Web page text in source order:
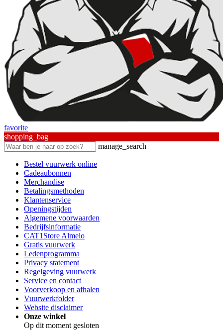
favorite
shopping_bag
manage_search
Bestel vuurwerk online
Cadeaubonnen
Merchandise
Betalingsmethoden
Klantenservice
Openingstijden
Algemene voorwaarden
Bedrijfsinformatie
CAT1Store Almelo
Gratis vuurwerk
Ledenprogramma
Privacy statement
Regelgeving vuurwerk
Service en contact
Voorverkoop en afhalen
Vuurwerkfolder
Website disclaimer
Onze winkel
Op dit moment gesloten